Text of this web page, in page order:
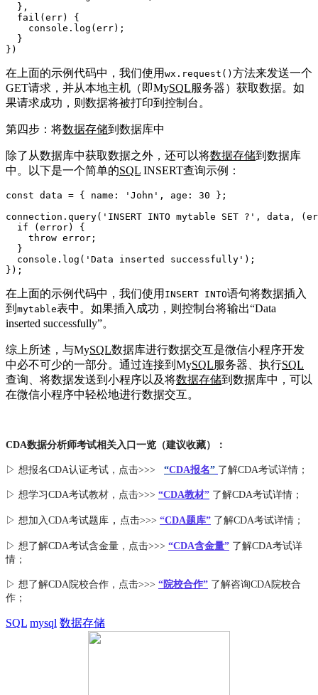
  },
fail ( err) {
console . log (err);
  }
在上面的示例代码中，我们使用 wx.request() 方法来发送一个
GET请求，并从本地主机（即MySQL服务器）获取数据。如
果请求成功，则数据将被打印到控制台。
第四步：将数据存储到数据库中
除了从数据库中获取数据之外，还可以将数据存储到数据库
中。以下是一个简单的SQL INSERT查询示例：
const data = { name : 'John' , age : 30 };
connection. query( 'INSERT INTO mytable SET ?' , data, (
if (error) {
throw error;
  }
console . log ( 'Data inserted successfully' );
在上面的示例代码中，我们使用 INSERT INTO语句将数据插入
到 mytable表中。如果插入成功，则控制台将输出“Data
inserted successfully”。
综上所述，与MySQL数据库进行数据交互是微信小程序开发
中必不可少的一部分。通过连接到MySQL服务器、执行SQL
查询、将数据发送到小程序以及将数据存储到数据库中，可以
在微信小程序中轻松地进行数据交互。
CDA数据分析师考试相关入口一览（建议收藏）：
▷ 想报名CDA认证考试，点击>>> “CDA报名” 了解CDA考试详情；
▷ 想学习CDA考试教材，点击>>> “CDA教材” 了解CDA考试详情；
▷ 想加入CDA考试题库 ， 点击>>> “CDA题库” 了解CDA考试详情；
▷ 想了解CDA考试含金量 ，点击>>> “CDA含金量” 了解CDA考试详
情；
▷ 想了解CDA院校合作 ，点击>>> “院校合作” 了解咨询CDA院校合
作；
SQL mysql 数据存储